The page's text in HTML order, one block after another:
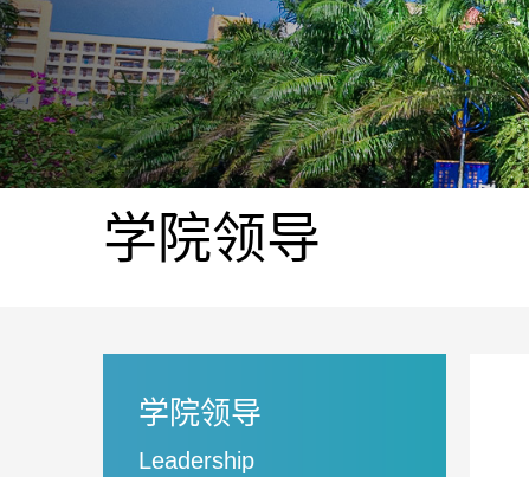
学院领导
学院领导
Leadership